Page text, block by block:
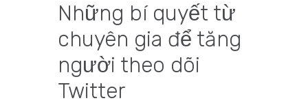
Những bí quyết từ
chuyên gia để tăng
người theo dõi
Twitter